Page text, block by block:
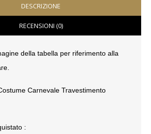
DESCRIZIONE
RECENSIONI (0)
della tabella per riferimento alla
Carnevale Travestimento
: